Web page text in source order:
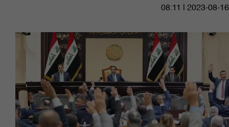
08:11 | 2023-08-16